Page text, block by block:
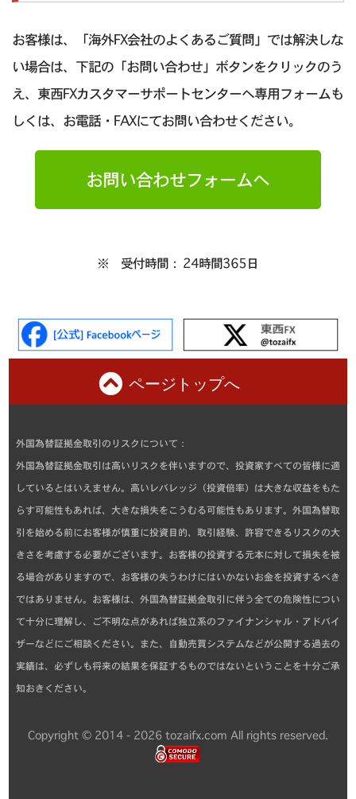
お客様は、「海外FX会社のよくあるご質問」では解決しな
い場合は、下記の「お問い合わせ」ボタンをクリックのう
え、東西FXカスタマーサポートセンターへ専用フォームも
しくは、お電話・FAXにてお問い合わせください。
お問い合わせフォームへ
※ 受付時間： 24時間365日
ページトップへ
外国為替証拠金取引のリスクについて：
外国為替証拠金取引は高いリスクを伴いますので、投資家すべての皆様に適
しているとはいえません。高いレバレッジ（投資倍率）は大きな収益をもた
らす可能性もあれば、大きな損失をこうむる可能性もあります。外国為替取
引を始める前にお客様が慎重に投資目的、取引経験、許容できるリスクの大
きさを考慮する必要がございます。お客様の投資する元本に対して損失を被
る場合がありますので、お客様の失うわけにはいかないお金を投資するべき
ではありません。お客様は、外国為替証拠金取引に伴う全ての危険性につい
て十分に理解し、ご不明な点があれば独立系のファイナンシャル・アドバイ
ザーなどにご相談ください。また、自動売買システムなどが公開する過去の
実績は、必ずしも将来の結果を保証するものではないということを十分ご承
知おきください。
Copyright © 2014 - 2026 tozaifx.com All rights reserved.